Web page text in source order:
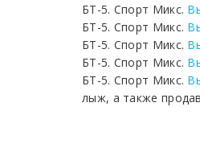
БТ-5. Спорт Микс.
БТ-5. Спорт Микс.
БТ-5. Спорт Микс.
БТ-5. Спорт Микс.
БТ-5. Спорт Микс.
лыж, а также